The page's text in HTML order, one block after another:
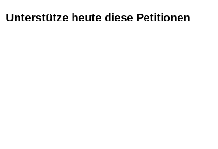
Unterstütze heute diese Petitionen